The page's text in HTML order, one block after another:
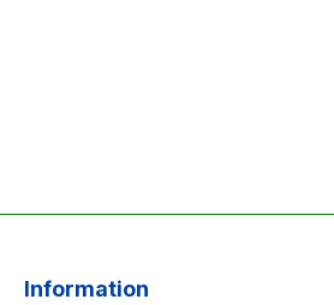
Information